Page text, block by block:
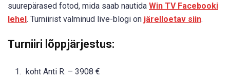
suurepärased fotod, mida saab nautida Win TV Facebooki
lehel. Turniirist valminud live-blogi on järelloetav siin.
Turniiri lõppjärjestus:
koht Anti R. – 3908 €